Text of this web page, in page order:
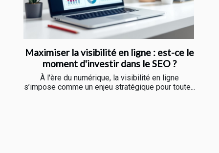
Maximiser la visibilité en ligne : est-ce le
moment d'investir dans le SEO ?
À l'ère du numérique, la visibilité en ligne
s’impose comme un enjeu stratégique pour toute...